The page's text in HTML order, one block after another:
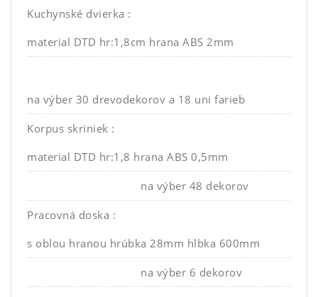
Kuchynské dvierka :
material DTD hr:1,8cm hrana ABS 2mm
na výber 30 drevodekorov a 18 uni farieb
Korpus skriniek :
material DTD hr:1,8 hrana ABS 0,5mm
na výber 48 dekorov
Pracovná doska :
s oblou hranou hrúbka 28mm hlbka 600mm
na výber 6 dekorov